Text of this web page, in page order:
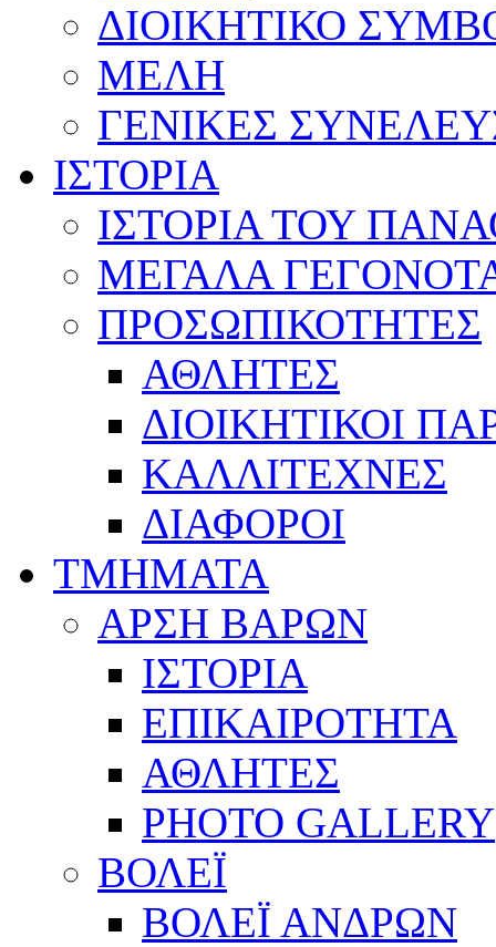
ΔΙΟΙΚΗΤΙΚΟ
ΜΕΛΗ
ΓΕΝΙΚΕΣ
ΙΣΤΟΡΙΑ
ΙΣΤΟΡΙΑ ΤΟΥ
ΜΕΓΑΛΑ
ΠΡΟΣΩΠΙΚΟΤΗΤΕΣ
ΑΘΛΗΤΕΣ
ΔΙΟΙΚΗΤΙΚΟΙ
ΚΑΛΛΙΤΕΧΝΕΣ
ΔΙΑΦΟΡΟΙ
ΤΜΗΜΑΤΑ
ΑΡΣΗ ΒΑΡΩΝ
ΙΣΤΟΡΙΑ
ΕΠΙΚΑΙΡΟΤΗΤΑ
ΑΘΛΗΤΕΣ
PHOTO GALLERY
ΒΟΛΕΪ
ΒΟΛΕΪ ΑΝΔΡΩΝ